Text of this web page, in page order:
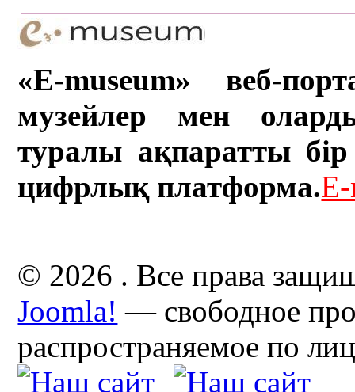
«E-museum» веб-
музейлер мен
туралы ақпаратты бір
цифрлық платформа.
© 2026 . Все права
Joomla! — свободное
распространяемое по